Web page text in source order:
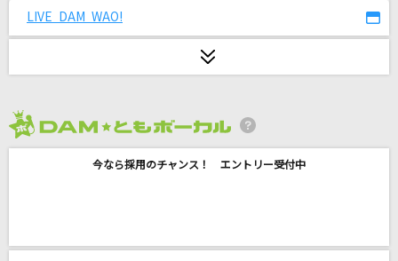
[生音]ピーターパン
Forget-me-not
リコ(CV:富田美憂)、レグ(CV:伊瀬茉莉也)
LIVE DAM WAO!
今なら採用のチャンス！ エントリー受付中